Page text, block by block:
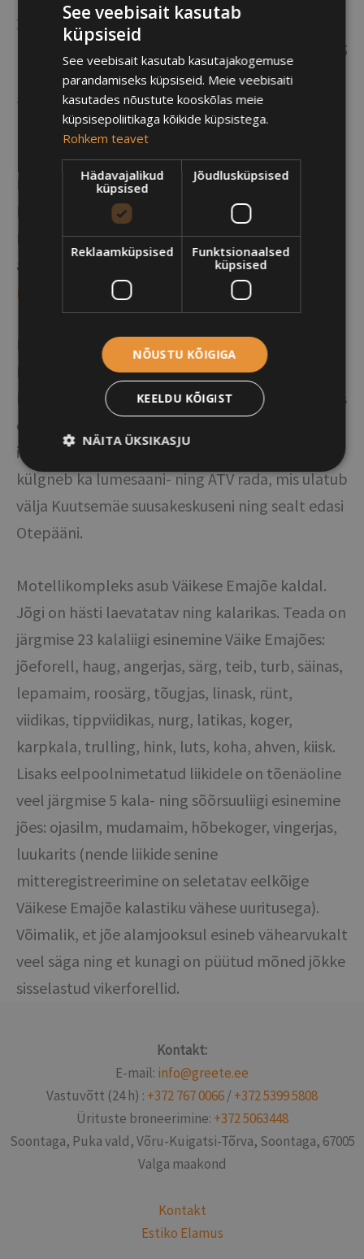
28. augustil 2005 avati Soontaga
Looduskaitsealal RMK poolt ettevalmistatud 3,5
km pikkune matkarada. Rajal saab tutvuda
telkimisala ümbritsevate metsadega,
põigatakse ka Väike Emajõe äärde ja raja
lõpuosas ületatakse Saeveski järvele rajatud
kaks silda. Rajal asub üheksa infopunkti.
Pikemalt on võimalik tutvuda Soontaga
Looduskaitseala kohta Eesti Looduse
artiklist
“Soontaga matkarada Väikese Emajõe
metsades”
Erametsa Halduse OÜ kinnistul asub endine
NSVL Uniküla raketibaasi kompleks. Sõjaväe
hoonestus on suuremalt jaolt lammutatud. Alles
on veel üks angaar ning osaliselt säilinud
infrastruktuur (teed). Ettevõtte tegevuskohaga
külgneb ka lumesaani- ning ATV rada, mis ulatub
välja Kuutsemäe suusakeskuseni ning sealt edasi
Otepääni.
Motellikompleks asub Väikese Emajõe kaldal.
Jõgi on hästi laevatatav ning kalarikas. Teada on
järgmise 23 kalaliigi esinemine Väike Emajões:
jõeforell, haug, angerjas, särg, teib, turb, säinas,
lepamaim, roosärg, tõugjas, linask, rünt,
viidikas, tippviidikas, nurg, latikas, koger,
karpkala, trulling, hink, luts, koha, ahven, kiisk.
Lisaks eelpoolnimetatud liikidele on tõenäoline
veel järgmise 5 kala- ning sõõrsuuliigi esinemine
jões: ojasilm, mudamaim, hõbekoger, vingerjas,
luukarits (nende liikide senine
mitteregistreerimine on seletatav eelkõige
Väikese Emajõe kalastiku vähese uuritusega).
Võimalik, et jõe alamjooksul esineb vähearvukalt
veel säga ning et kunagi on püütud mõned jõkke
sisselastud vikerforellid.
Kontakt:
E-mail: info@greete.ee
Vastuvõtt (24 h) : +372 767 0066/+372 5399 5808
Ürituste broneerimine: +372 5063448
Soontaga, Puka vald, Võru-Kuigatsi-Tõrva, Soontaga, 67005
Valga maakond
Kontakt
Estiko Elamus
See veebisait kasutab
küpsiseid
See veebisait kasutab kasutajakogemuse
parandamiseks küpsiseid. Meie veebisaiti
kasutades nõustute kooskõlas meie
küpsisepoliitikaga kõikide küpsistega.
Rohkem teavet
Hädavajalikud
küpsised
Jõudlusküpsised
Reklaamküpsised
Funktsionaalsed
küpsised
NÕUSTU KÕIGIGA
KEELDU KÕIGIST
NÄITA ÜKSIKASJU